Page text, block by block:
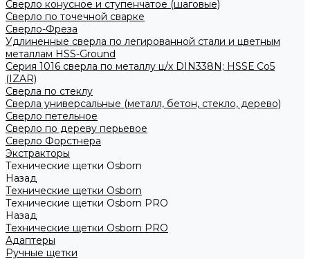
Сверло конусное и ступенчатое (шаговые)
Сверло по точечной сварке
Сверло-Фреза
Удлиненные сверла по легированной стали и цветным
металлам HSS-Ground
Серия 1016 сверла по металлу ц/х DIN338N; HSSЕ Со5
(IZAR)
Сверла по стеклу
Сверла универсальные (металл, бетон, стекло, дерево)
Сверло петельное
Сверло по дереву перьевое
Сверло Форстнера
Экстракторы
Технические щетки Osborn
Назад
Технические щетки Osborn
Технические щетки Osborn PRO
Назад
Технические щетки Osborn PRO
Адаптеры
Ручные щетки